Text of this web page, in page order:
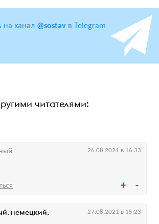
на канал @sostav в Telegram
читателями:
26.08.2021 в 16:33
немецкий. 27.08.2021 в 15:23